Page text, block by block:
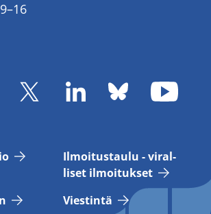
Il­moi­tus­tau­lu - vi­ral­
li­set il­moi­tuk­set
Vies­tin­tä